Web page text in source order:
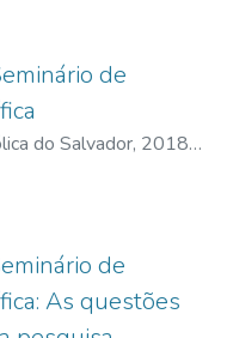
de
do Salvador, 2018-
Católica do
de
As questões